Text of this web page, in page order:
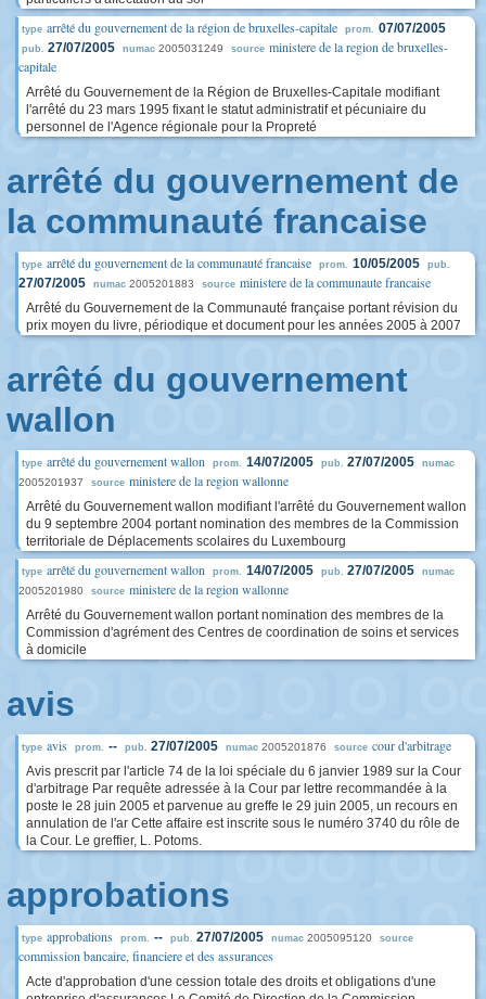
type arrêté du gouvernement de la région de bruxelles-capitale prom. 07/07/2005
pub. 27/07/2005 numac 2005031249 source ministere de la region de bruxelles-
capitale
Arrêté du Gouvernement de la Région de Bruxelles-Capitale modifiant
l'arrêté du 23 mars 1995 fixant le statut administratif et pécuniaire du
personnel de l'Agence régionale pour la Propreté
arrêté du gouvernement de
la communauté francaise
type arrêté du gouvernement de la communauté francaise prom. 10/05/2005 pub.
27/07/2005 numac 2005201883 source ministere de la communaute francaise
Arrêté du Gouvernement de la Communauté française portant révision du
prix moyen du livre, périodique et document pour les années 2005 à 2007
arrêté du gouvernement
wallon
type arrêté du gouvernement wallon prom. 14/07/2005 pub. 27/07/2005 numac
2005201937 source ministere de la region wallonne
Arrêté du Gouvernement wallon modifiant l'arrêté du Gouvernement wallon
du 9 septembre 2004 portant nomination des membres de la Commission
territoriale de Déplacements scolaires du Luxembourg
type arrêté du gouvernement wallon prom. 14/07/2005 pub. 27/07/2005 numac
2005201980 source ministere de la region wallonne
Arrêté du Gouvernement wallon portant nomination des membres de la
Commission d'agrément des Centres de coordination de soins et services
à domicile
avis
type avis prom. -- pub. 27/07/2005 numac 2005201876 source cour d'arbitrage
Avis prescrit par l'article 74 de la loi spéciale du 6 janvier 1989 sur la Cour
d'arbitrage Par requête adressée à la Cour par lettre recommandée à la
poste le 28 juin 2005 et parvenue au greffe le 29 juin 2005, un recours en
annulation de l'ar Cette affaire est inscrite sous le numéro 3740 du rôle de
la Cour. Le greffier, L. Potoms.
approbations
type approbations prom. -- pub. 27/07/2005 numac 2005095120 source
commission bancaire, financiere et des assurances
Acte d'approbation d'une cession totale des droits et obligations d'une